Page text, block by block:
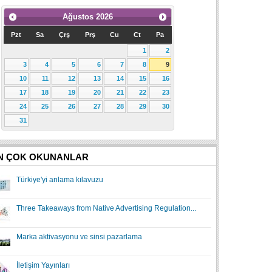
Ağustos 2026
Pzt Sa Çrş Prş Cu Ct Pa
1
2
3
4 5 6 7 8
9
10
11 12 13 14 15
16
17
18 19 20 21 22
23
24
25 26 27 28 29
30
31
ÇOK OKUNANLAR
Türkiye'yi anlama kılavuzu
Three Takeaways from Native Advertising Regulation...
Marka aktivasyonu ve sinsi pazarlama
İletişim Yayınları